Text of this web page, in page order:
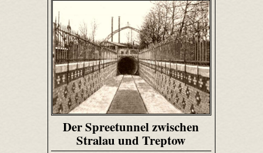
Der Spreetunnel zwischen
Stralau und Treptow